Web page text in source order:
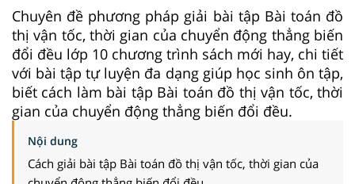
Chuyên đề phương pháp giải bài tập Bài toán đồ
thị vận tốc, thời gian của chuyển động thẳng biến
đổi đều lớp 10 chương trình sách mới hay, chi tiết
với bài tập tự luyện đa dạng giúp học sinh ôn tập,
biết cách làm bài tập Bài toán đồ thị vận tốc, thời
gian của chuyển động thẳng biến đổi đều.
Nội dung
Cách giải bài tập Bài toán đồ thị vận tốc, thời gian của